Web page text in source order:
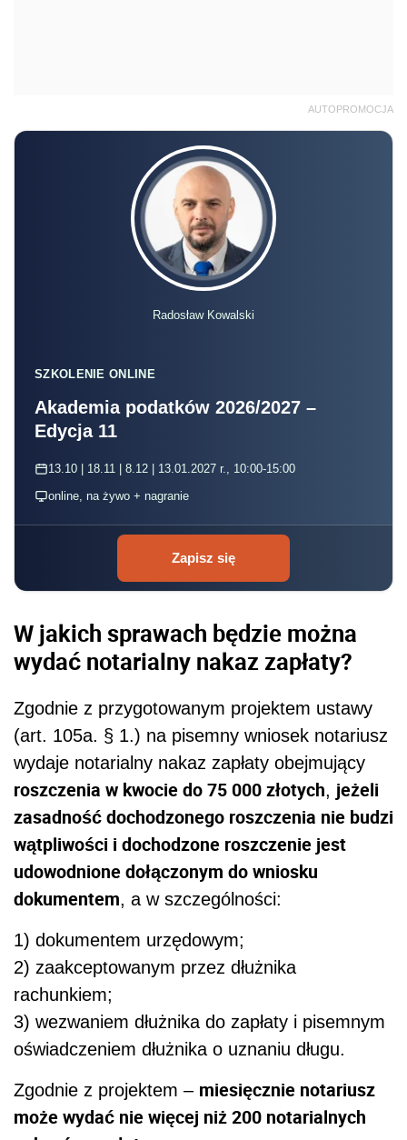
AUTOPROMOCJA
Radosław Kowalski
SZKOLENIE ONLINE
Akademia podatków 2026/2027 –
Edycja 11
13.10 | 18.11 | 8.12 | 13.01.2027 r., 10:00-15:00
online, na żywo + nagranie
Zapisz się
W jakich sprawach będzie można
wydać notarialny nakaz zapłaty?
Zgodnie z przygotowanym projektem ustawy
(art. 105a. § 1.) na pisemny wniosek notariusz
wydaje notarialny nakaz zapłaty obejmujący
roszczenia w kwocie do 75 000 złotych, jeżeli
zasadność dochodzonego roszczenia nie budzi
wątpliwości i dochodzone roszczenie jest
udowodnione dołączonym do wniosku
dokumentem, a w szczególności:
1) dokumentem urzędowym;
2) zaakceptowanym przez dłużnika
rachunkiem;
3) wezwaniem dłużnika do zapłaty i pisemnym
oświadczeniem dłużnika o uznaniu długu.
Zgodnie z projektem – miesięcznie notariusz
może wydać nie więcej niż 200 notarialnych